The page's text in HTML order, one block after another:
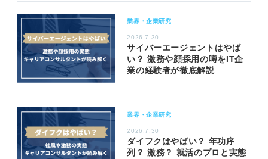
業界・企業研究
2026.7.30
サイバーエージェントはやば
い？ 激務や顔採用の噂をIT企
業の経験者が徹底解説
業界・企業研究
2026.7.30
ダイフクはやばい？ 年功序
列？ 激務？ 就活のプロと実態